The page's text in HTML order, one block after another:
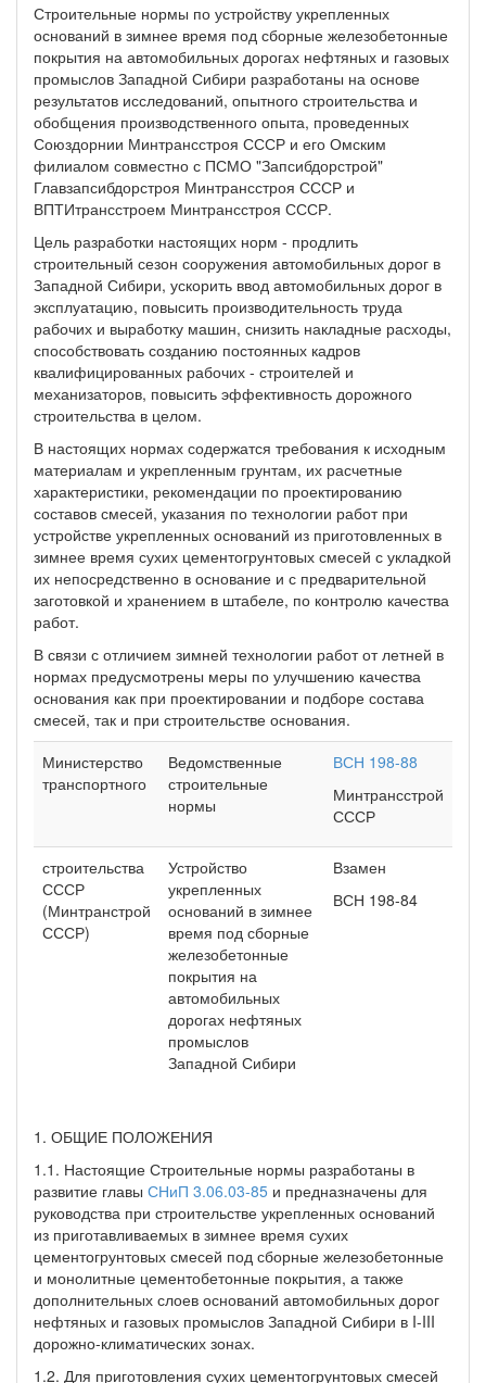
Строительные нормы по устройству укрепленных
оснований в зимнее время под сборные железобетонные
покрытия на автомобильных дорогах нефтяных и газовых
промыслов Западной Сибири разработаны на основе
результатов исследований, опытного строительства и
обобщения производственного опыта, проведенных
Союздорнии Минтрансстроя СССР и его Омским
филиалом совместно с ПСМО "Запсибдорстрой"
Главзапсибдорстроя Минтрансстроя СССР и
ВПТИтрансстроем Минтрансстроя СССР.
Цель разработки настоящих норм - продлить
строительный сезон сооружения автомобильных дорог в
Западной Сибири, ускорить ввод автомобильных дорог в
эксплуатацию, повысить производительность труда
рабочих и выработку машин, снизить накладные расходы,
способствовать созданию постоянных кадров
квалифицированных рабочих - строителей и
механизаторов, повысить эффективность дорожного
строительства в целом.
В настоящих нормах содержатся требования к исходным
материалам и укрепленным грунтам, их расчетные
характеристики, рекомендации по проектированию
составов смесей, указания по технологии работ при
устройстве укрепленных оснований из приготовленных в
зимнее время сухих цементогрунтовых смесей с укладкой
их непосредственно в основание и с предварительной
заготовкой и хранением в штабеле, по контролю качества
работ.
В связи с отличием зимней технологии работ от летней в
нормах предусмотрены меры по улучшению качества
основания как при проектировании и подборе состава
смесей, так и при строительстве основания.
Министерство
транспортного
Ведомственные
строительные
нормы
ВСН 198-88
Минтрансстрой
СССР
строительства
СССР
(Минтранстрой
СССР)
Устройство
укрепленных
оснований в зимнее
время под сборные
железобетонные
покрытия на
автомобильных
дорогах нефтяных
промыслов
Западной Сибири
Взамен
ВСН 198-84
1. ОБЩИЕ ПОЛОЖЕНИЯ
1.1. Настоящие Строительные нормы разработаны в
развитие главы СНиП 3.06.03-85 и предназначены для
руководства при строительстве укрепленных оснований
из приготавливаемых в зимнее время сухих
цементогрунтовых смесей под сборные железобетонные
и монолитные цементобетонные покрытия, а также
дополнительных слоев оснований автомобильных дорог
нефтяных и газовых промыслов Западной Сибири в I-III
дорожно-климатических зонах.
1.2. Для приготовления сухих цементогрунтовых смесей